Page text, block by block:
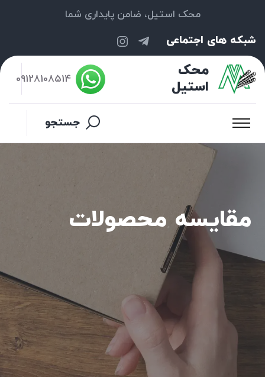
محک استیل، ضامن پایداری شما
شبکه های اجتماعی
محک
استیل
09128108514
جستجو
مقایسه محصولات